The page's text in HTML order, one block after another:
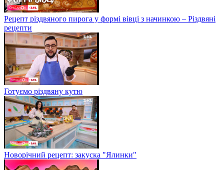
Рецепт різдвяного пирога у формі вівці з начинкою – Різдвяні
рецепти
Готуємо різдвяну кутю
Новорічний рецепт: закуска "Ялинки"